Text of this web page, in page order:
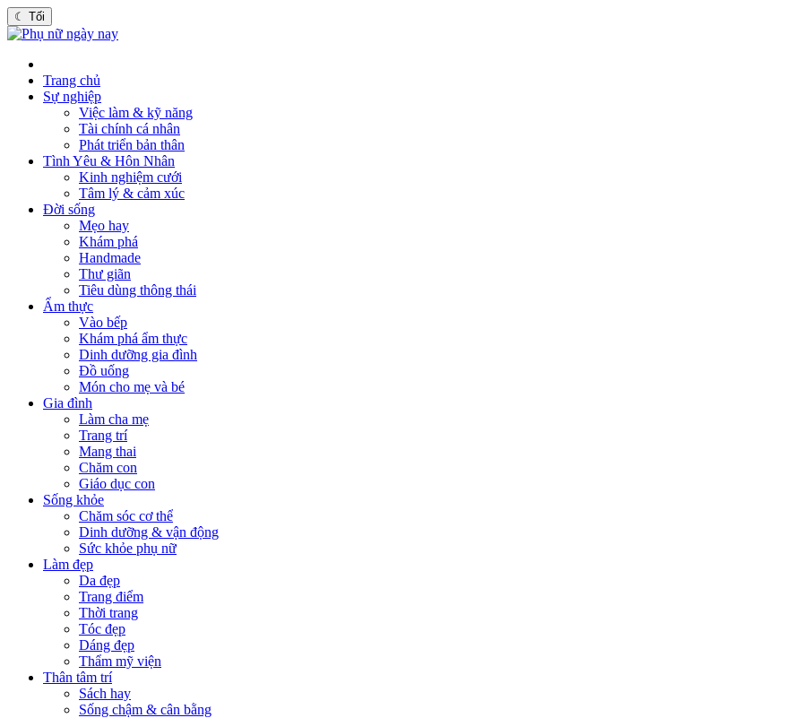
☾ Tối
Trang chủ
Sự nghiệp
Việc làm & kỹ năng
Tài chính cá nhân
Phát triển bản thân
Tình Yêu & Hôn Nhân
Kinh nghiệm cưới
Tâm lý & cảm xúc
Đời sống
Mẹo hay
Khám phá
Handmade
Thư giãn
Tiêu dùng thông thái
Ẩm thực
Vào bếp
Khám phá ẩm thực
Dinh dưỡng gia đình
Đồ uống
Món cho mẹ và bé
Gia đình
Làm cha mẹ
Trang trí
Mang thai
Chăm con
Giáo dục con
Sống khỏe
Chăm sóc cơ thể
Dinh dưỡng & vận động
Sức khỏe phụ nữ
Làm đẹp
Da đẹp
Trang điểm
Thời trang
Tóc đẹp
Dáng đẹp
Thẩm mỹ viện
Thân tâm trí
Sách hay
Sống chậm & cân bằng